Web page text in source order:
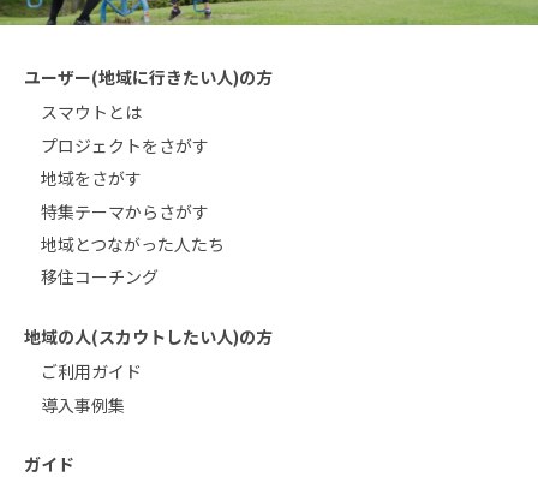
ユーザー(地域に行きたい人)の方
スマウトとは
プロジェクトをさがす
地域をさがす
特集テーマからさがす
地域とつながった人たち
移住コーチング
地域の人(スカウトしたい人)の方
ご利用ガイド
導入事例集
ガイド